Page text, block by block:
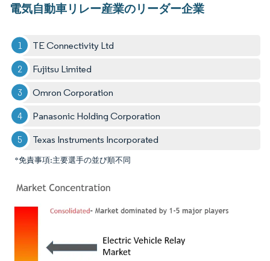
電気自動車リレー産業のリーダー企業
TE Connectivity Ltd
Fujitsu Limited
Omron Corporation
Panasonic Holding Corporation
Texas Instruments Incorporated
*免責事項:主要選手の並び順不同